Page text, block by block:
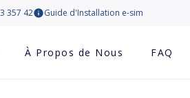
357 42 Guide d'Installation e-sim
À Propos de Nous FAQ